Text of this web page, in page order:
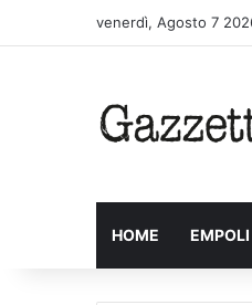
venerdì, Agosto 7
HOME EMPOLI